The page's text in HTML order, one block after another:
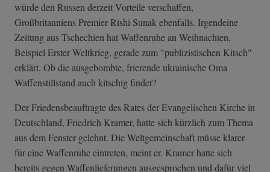
würde den Russen derzeit Vorteile verschaffen,
Großbritanniens Premier Rishi Sunak ebenfalls. Irgendeine
Zeitung aus Tschechien hat Waffenruhe an Weihnachten,
Beispiel Erster Weltkrieg, gerade zum "publizistischen Kitsch"
erklärt. Ob die ausgebombte, frierende ukrainische Oma
Waffenstillstand auch kitschig findet?
Der Friedensbeauftragte des Rates der Evangelischen Kirche in
Deutschland, Friedrich Kramer, hatte sich kürzlich zum Thema
aus dem Fenster gelehnt. Die Weltgemeinschaft müsse klarer
für eine Waffenruhe eintreten, meint er. Kramer hatte sich
bereits gegen Waffenlieferungen ausgesprochen und dafür viel